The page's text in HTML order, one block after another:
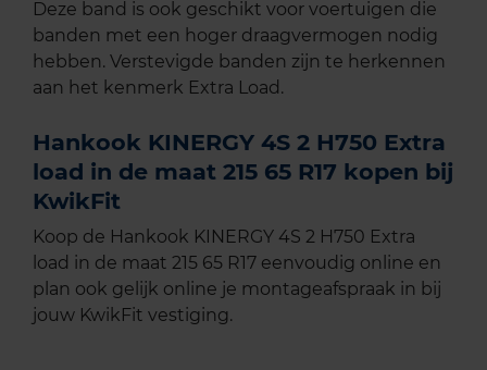
Deze band is ook geschikt voor voertuigen die
banden met een hoger draagvermogen nodig
hebben. Verstevigde banden zijn te herkennen
aan het kenmerk Extra Load.
Hankook KINERGY 4S 2 H750 Extra
load in de maat 215 65 R17 kopen bij
KwikFit
Koop de Hankook KINERGY 4S 2 H750 Extra
load in de maat 215 65 R17 eenvoudig online en
plan ook gelijk online je montageafspraak in bij
jouw KwikFit vestiging.